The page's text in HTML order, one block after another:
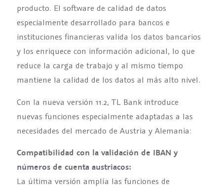
producto. El software de calidad de datos
especialmente desarrollado para bancos e
instituciones financieras valida los datos bancarios
y los enriquece con información adicional, lo que
reduce la carga de trabajo y al mismo tiempo
mantiene la calidad de los datos al más alto nivel.
Con la nueva versión 11.2, TL Bank introduce
nuevas funciones especialmente adaptadas a las
necesidades del mercado de Austria y Alemania:
Compatibilidad con la validación de IBAN y
números de cuenta austriacos:
La última versión amplía las funciones de